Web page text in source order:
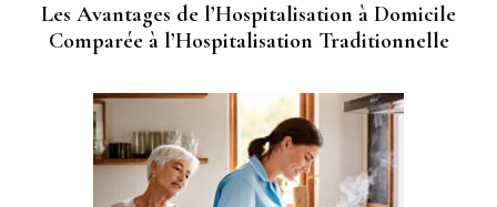
Les Avantages de l’Hospitalisation à Domicile
Comparée à l’Hospitalisation Traditionnelle